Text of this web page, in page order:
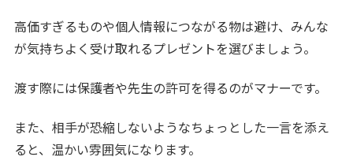
高価すぎるものや個人情報につながる物は避け、みんな
が気持ちよく受け取れるプレゼントを選びましょう。
渡す際には保護者や先生の許可を得るのがマナーです。
また、相手が恐縮しないようなちょっとした一言を添え
ると、温かい雰囲気になります。